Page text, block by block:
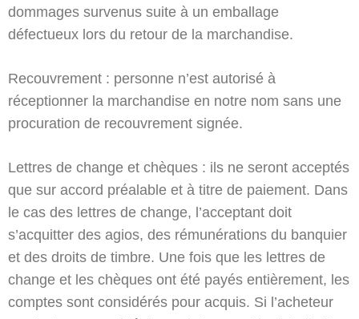
dommages survenus suite à un emballage
défectueux lors du retour de la marchandise.
Recouvrement : personne n’est autorisé à
réceptionner la marchandise en notre nom sans une
procuration de recouvrement signée.
Lettres de change et chèques : ils ne seront acceptés
que sur accord préalable et à titre de paiement. Dans
le cas des lettres de change, l’acceptant doit
s’acquitter des agios, des rémunérations du banquier
et des droits de timbre. Une fois que les lettres de
change et les chèques ont été payés entièrement, les
comptes sont considérés pour acquis. Si l’acheteur